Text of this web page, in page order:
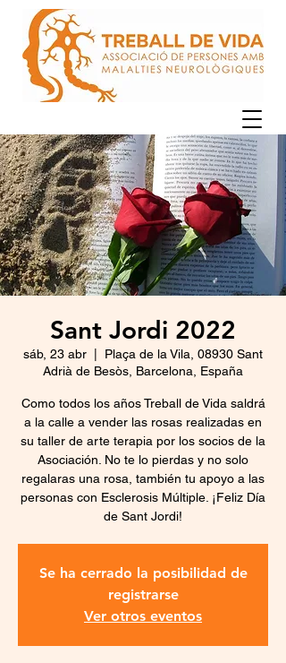
Sant Jordi 2022
sáb, 23 abr
Plaça de la Vila, 08930 Sant
Adrià de Besòs, Barcelona, España
Como todos los años Treball de Vida saldrá
a la calle a vender las rosas realizadas en
su taller de arte terapia por los socios de la
Asociación. No te lo pierdas y no solo
regalaras una rosa, también tu apoyo a las
personas con Esclerosis Múltiple. ¡Feliz Día
de Sant Jordi!
Se ha cerrado la posibilidad de
registrarse
Ver otros eventos